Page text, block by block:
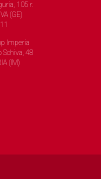
105 r.
(GE)
Imperia
Schiva, 48
(IM)